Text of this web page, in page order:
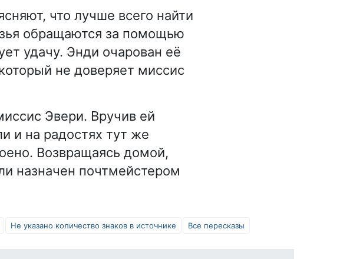
что лучше всего найти
обращаются за помощью
удачу. Энди очарован её
не доверяет миссис
Эвери. Вручив ей
и на радостях тут же
Возвращаясь домой,
назначен почтмейстером
Не указано количество знаков в источнике Все пересказы